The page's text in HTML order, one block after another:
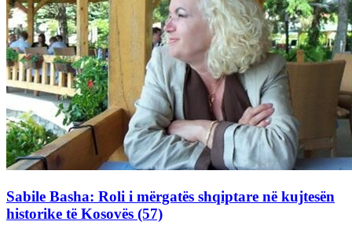
Sabile Basha: Roli i mërgatës shqiptare në kujtesën
historike të Kosovës (57)